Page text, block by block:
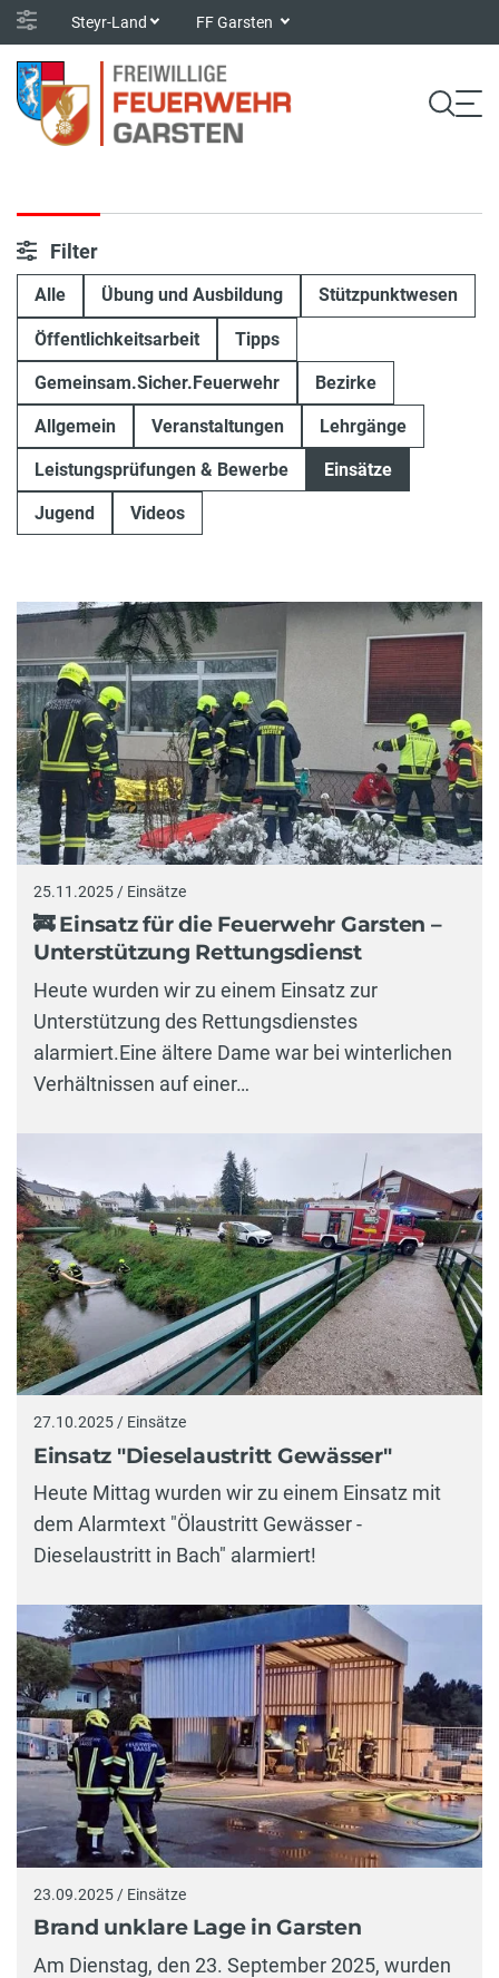
Steyr-Land FF Garsten
Filter
Alle Übung und Ausbildung Stützpunktwesen
Öffentlichkeitsarbeit Tipps
Gemeinsam.Sicher.Feuerwehr Bezirke
Allgemein Veranstaltungen Lehrgänge
Leistungsprüfungen & Bewerbe Einsätze
Jugend Videos
25.11.2025 / Einsätze
🚒 Einsatz für die Feuerwehr Garsten –
Unterstützung Rettungsdienst
Heute wurden wir zu einem Einsatz zur
Unterstützung des Rettungsdienstes
alarmiert.Eine ältere Dame war bei winterlichen
Verhältnissen auf einer…
27.10.2025 / Einsätze
Einsatz "Dieselaustritt Gewässer"
Heute Mittag wurden wir zu einem Einsatz mit
dem Alarmtext "Ölaustritt Gewässer -
Dieselaustritt in Bach" alarmiert!
23.09.2025 / Einsätze
Brand unklare Lage in Garsten
Am Dienstag, den 23. September 2025, wurden